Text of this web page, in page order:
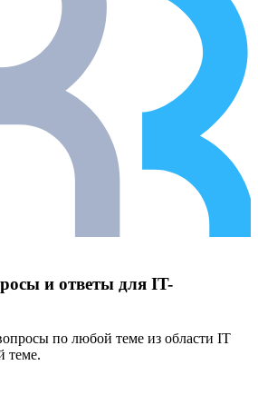
и ответы для IT-
по любой теме из области IT
теме.